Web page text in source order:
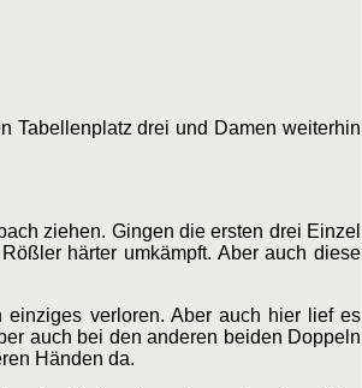
Tabellenplatz drei und Damen weiterhin
ziehen. Gingen die ersten drei Einzel
härter umkämpft. Aber auch diese
verloren. Aber auch hier lief es
auch bei den anderen beiden Doppeln
Händen da.